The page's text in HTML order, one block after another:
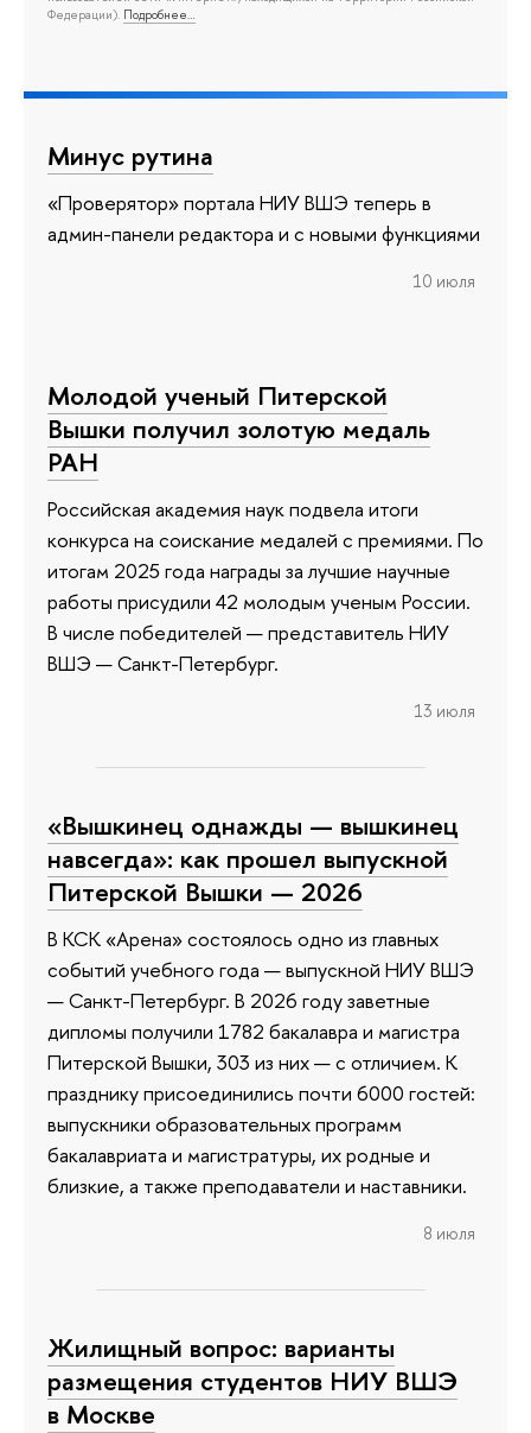
Федерации). Подробнее…
Минус рутина
«Проверятор» портала НИУ ВШЭ теперь в
админ-панели редактора и с новыми функциями
10 июля
Молодой ученый Питерской
Вышки получил золотую медаль
РАН
Российская академия наук подвела итоги
конкурса на соискание медалей с премиями. По
итогам 2025 года награды за лучшие научные
работы присудили 42 молодым ученым России.
В числе победителей — представитель НИУ
ВШЭ — Санкт-Петербург.
13 июля
«Вышкинец однажды — вышкинец
навсегда»: как прошел выпускной
Питерской Вышки — 2026
В КСК «Арена» состоялось одно из главных
событий учебного года — выпускной НИУ ВШЭ
— Санкт-Петербург. В 2026 году заветные
дипломы получили 1782 бакалавра и магистра
Питерской Вышки, 303 из них — с отличием. К
празднику присоединились почти 6000 гостей:
выпускники образовательных программ
бакалавриата и магистратуры, их родные и
близкие, а также преподаватели и наставники.
8 июля
Жилищный вопрос: варианты
размещения студентов НИУ ВШЭ
в Москве